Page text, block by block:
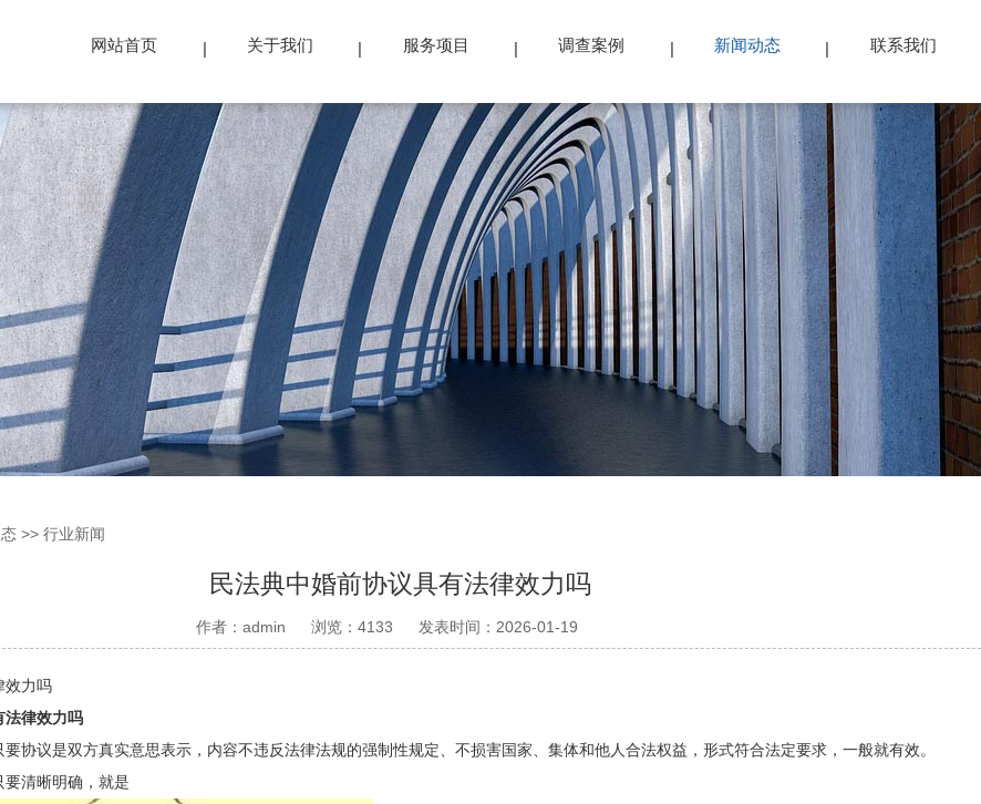
网站首页 关于我们 服务项目 调查案例 新闻动态 联系我们
>> 行业新闻
民法典中婚前协议具有法律效力吗
作者：admin 浏览：4133 发表时间：2026-01-19
效力吗
法律效力吗
协议是双方真实意思表示，内容不违反法律法规的强制性规定、不损害国家、集体和他人合法权益，形式符合法定要求，一般就有效。
要清晰明确，就是